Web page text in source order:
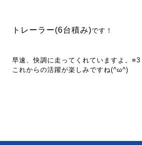
トレーラー(6台積み)です！
早速、快調に走ってくれていますよ。≡3
これからの活躍が楽しみですね(^ω^)